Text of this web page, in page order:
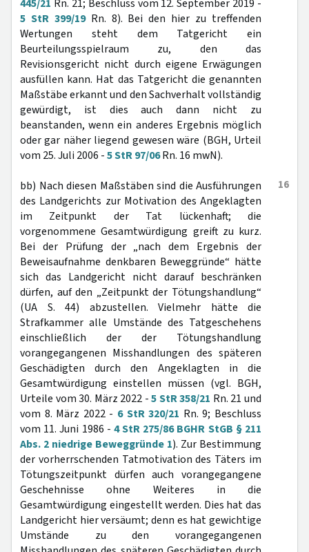
445/21 Rn. 21; Beschluss vom 12. September 2019 -
5 StR 399/19Rn. 8). Bei den hier zu treffenden
Wertungen steht dem Tatgericht ein
Beurteilungsspielraum zu, den das
Revisionsgericht nicht durch eigene Erwägungen
ausfüllen kann. Hat das Tatgericht die genannten
Maßstäbe erkannt und den Sachverhalt vollständig
gewürdigt, ist dies auch dann nicht zu
beanstanden, wenn ein anderes Ergebnis möglich
oder gar näher liegend gewesen wäre (BGH, Urteil
vom 25. Juli 2006 -5 StR 97/06Rn. 16 mwN).
16
bb) Nach diesen Maßstäben sind die Ausführungen
des Landgerichts zur Motivation des Angeklagten
im Zeitpunkt der Tat lückenhaft; die
vorgenommene Gesamtwürdigung greift zu kurz.
Bei der Prüfung der „nach dem Ergebnis der
Beweisaufnahme denkbaren Beweggründe“ hätte
sich das Landgericht nicht darauf beschränken
dürfen, auf den „Zeitpunkt der Tötungshandlung“
(UA S. 44) abzustellen. Vielmehr hätte die
Strafkammer alle Umstände des Tatgeschehens
einschließlich der der Tötungshandlung
vorangegangenen Misshandlungen des späteren
Geschädigten durch den Angeklagten in die
Gesamtwürdigung einstellen müssen (vgl. BGH,
Urteile vom 30. März 2022 -5 StR 358/21 Rn. 21 und
vom 8. März 2022 - 6 StR 320/21 Rn. 9; Beschluss
vom 11. Juni 1986 - 4 StR 275/86 BGHR StGB § 211
Abs. 2 niedrige Beweggründe 1). Zur Bestimmung
der vorherrschenden Tatmotivation des Täters im
Tötungszeitpunkt dürfen auch vorangegangene
Geschehnisse ohne Weiteres in die
Gesamtwürdigung eingestellt werden. Dies hat das
Landgericht hier versäumt; denn es hat gewichtige
Umstände zu den vorangegangenen